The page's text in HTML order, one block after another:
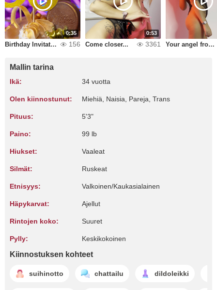
0:35
Birthday Invitation 156
0:53
Come closer... 3361 Your angel from another planet
Mallin tarina
Ikä: 34 vuotta
Olen kiinnostunut: Miehiä, Naisia, Pareja, Trans
Pituus: 5'3"
Paino: 99 lb
Hiukset: Vaaleat
Silmät: Ruskeat
Etnisyys: Valkoinen/Kaukasialainen
Häpykarvat: Ajellut
Rintojen koko: Suuret
Pylly: Keskikokoinen
Kiinnostuksen kohteet
suihinotto chattailu dildoleikki